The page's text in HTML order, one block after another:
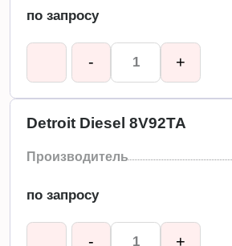
по запросу
- +
Detroit Diesel 8V92TA
Производитель
по запросу
- +